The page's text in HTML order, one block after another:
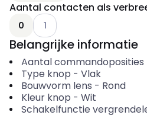
Aantal contacten als
0 Andere varianten (Huidige
1
Belangrijke informatie
Aantal commandoposities
Type knop - Vlak
Bouwvorm lens - Rond
Kleur knop - Wit
Schakelfunctie